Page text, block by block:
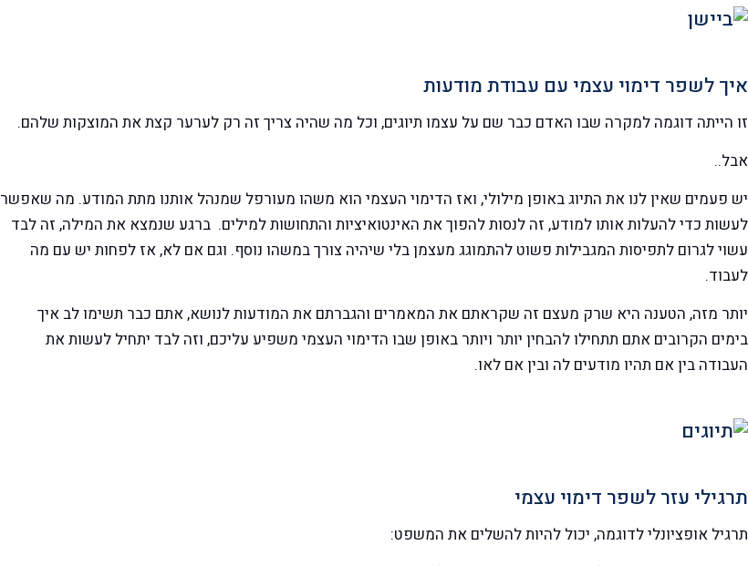
איך לשפר דימוי עצמי עם עבודת מודעות
זו הייתה דוגמה למקרה שבו האדם כבר שם על עצמו תיוגים, וכל מה שהיה צריך זה רק לערער קצת את המוצקות שלהם.
אבל..
יש פעמים שאין לנו את התיוג באופן מילולי, ואז הדימוי העצמי הוא משהו מעורפל שמנהל אותנו מתת המודע. מה שאפשר
לעשות כדי להעלות אותו למודע, זה לנסות להפוך את האינטואיציות והתחושות למילים. ברגע שנמצא את המילה, זה לבד
עשוי לגרום לתפיסות המגבילות פשוט להתמוגג מעצמן בלי שיהיה צורך במשהו נוסף. וגם אם לא, אז לפחות יש עם מה
לעבוד.
יותר מזה, הטענה היא שרק מעצם זה שקראתם את המאמרים והגברתם את המודעות לנושא, אתם כבר תשימו לב איך
בימים הקרובים אתם תתחילו להבחין יותר ויותר באופן שבו הדימוי העצמי משפיע עליכם, וזה לבד יתחיל לעשות את
העבודה בין אם תהיו מודעים לה ובין אם לאו.
תרגילי עזר לשפר דימוי עצמי
תרגיל אופציונלי לדוגמה, יכול להיות להשלים את המשפט: